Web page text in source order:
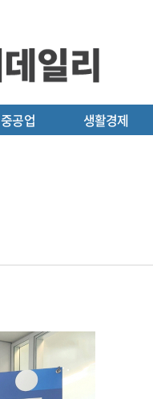
중공업 생활경제